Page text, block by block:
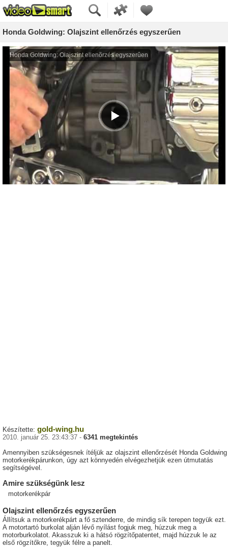
Honda Goldwing: Olajszint ellenőrzés egyszerűen
Készítette: gold-wing.hu
2010. január 25. 23:43:37 - 6341 megtekintés
Amennyiben szükségesnek ítéljük az olajszint ellenőrzését Honda Goldwing
motorkerékpárunkon, úgy azt könnyedén elvégezhetjük ezen útmutatás
segítségével.
Amire szükségünk lesz
motorkerékpár
Olajszint ellenőrzés egyszerűen
Állítsuk a motorkerékpárt a fő sztenderre, de mindig sík terepen tegyük ezt.
A motortartó burkolat alján lévő nyílást fogjuk meg, húzzuk meg a
motorburkolatot. Akasszuk ki a hátsó rögzítőpatentet, majd húzzuk le az
első rögzítőkre, tegyük félre a panelt.